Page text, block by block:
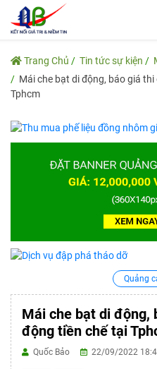
Trang Chủ Tin tức sự kiện
Mái che bạt di động, báo giá
Tphcm
Quảng
Mái che bạt di động,
động tiền chế tại
Quốc Bảo 22/09/2022